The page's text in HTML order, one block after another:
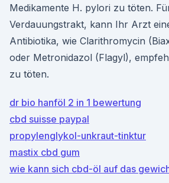
Medikamente H. pylori zu töten.
Verdauungstrakt, kann Ihr Arzt
Antibiotika, wie Clarithromycin
oder Metronidazol (Flagyl),
zu töten.
dr bio hanföl 2 in 1 bewertung
cbd suisse paypal
propylenglykol-unkraut-tinktur
mastix cbd gum
wie kann sich cbd-öl auf das